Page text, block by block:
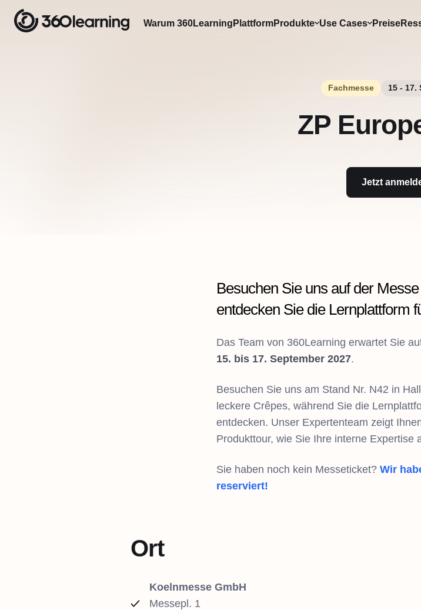
Warum 360Learning PlattformProdukte Use Cases Preise
Fachmesse 15 - 17.
ZP
Jetzt
Besuchen Sie uns auf der
entdecken Sie die Lernplattform
Das Team von 360Learning erwartet Sie
15. bis 17. September 2027.
Besuchen Sie uns am Stand Nr. N42 in
leckere Crêpes, während Sie die
entdecken. Unser Expertenteam zeigt
Produkttour, wie Sie Ihre interne Expertise
Sie haben noch kein Messeticket? Wir
reserviert!
Ort
Koelnmesse GmbH
Messepl. 1